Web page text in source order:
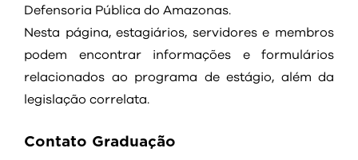
Defensoria Pública do Amazonas.
Nesta página, estagiários, servidores e membros
podem encontrar informações e formulários
relacionados ao programa de estágio, além da
legislação correlata.
Contato Graduação